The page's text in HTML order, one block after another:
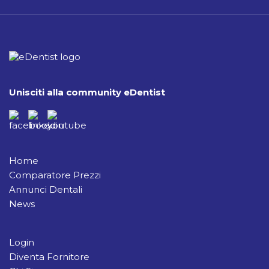
Unisciti alla community eDentist
Home
Comparatore Prezzi
Annunci Dentali
News
Login
Diventa Fornitore